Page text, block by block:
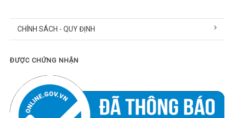
CHÍNH SÁCH - QUY ĐỊNH
ĐƯỢC CHỨNG NHẬN